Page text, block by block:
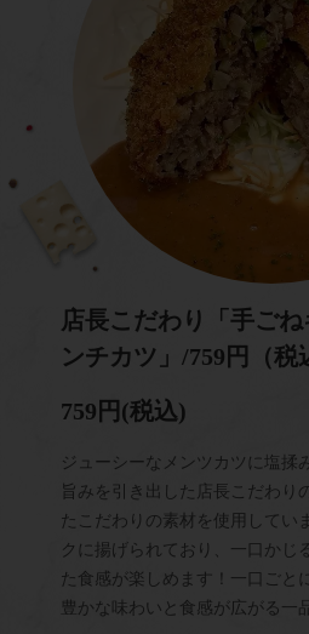
店長こだわり「手ご
ンチカツ」/759円（税
759円 (税込)
ジューシーなメンツカツに塩揉
旨みを引き出した店長こだわり
たこだわりの素材を使用してい
クに揚げられており、一口かじ
た食感が楽しめます！一口ごと
豊かな味わいと食感が広がる一